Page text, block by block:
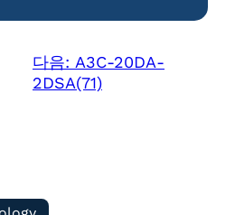
다음: A3C-20DA-
2DSA(71)